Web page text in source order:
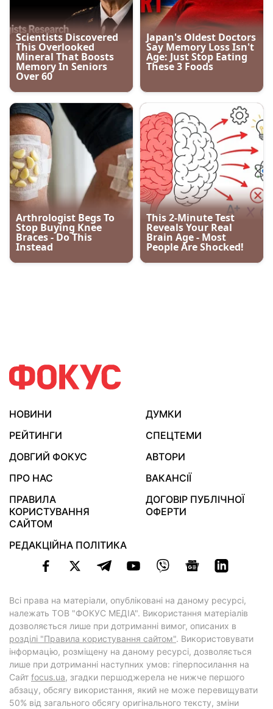
НОВИНИ
ДУМКИ
РЕЙТИНГИ
СПЕЦТЕМИ
ДОВГИЙ ФОКУС
АВТОРИ
ПРО НАС
ВАКАНСІЇ
ПРАВИЛА
КОРИСТУВАННЯ
САЙТОМ
ДОГОВІР ПУБЛІЧНОЇ
ОФЕРТИ
РЕДАКЦІЙНА ПОЛІТИКА
Всі права на матеріали, опубліковані на даному ресурсі,
належать ТОВ "ФОКУС МЕДІА". Використання матеріалів
дозволяється лише при дотриманні вимог, описаних в
розділі "Правила користування сайтом". Використовувати
інформацію, розміщену на даному ресурсі, дозволяється
лише при дотриманні наступних умов: гіперпосилання на
Cайт focus.ua, згадки першоджерела не нижче першого
абзацу, обсягу використання, який не може перевищувати
50% від загального обсягу оригінального тексту, зміни